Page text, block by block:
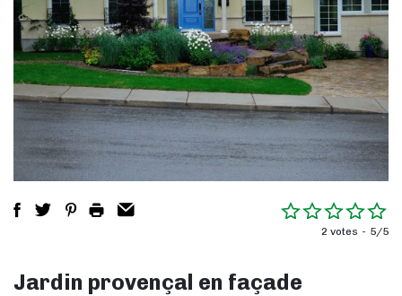
2 votes 5/5
Jardin provençal en façade